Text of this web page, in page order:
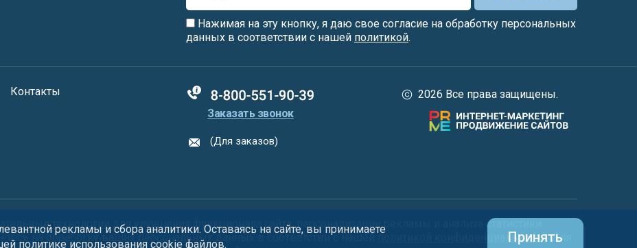
Нажимая на эту кнопку, я даю свое согласие на обработку персональных
данных в соответствии с нашей политикой.
Контакты 88005555550
Заказать звонок
(Для заказов)
2026 Все права защищены.
технологиидля улучшения функционала сайта, персонализации рекламы и анализа статистики
на обработку ваших персональных данных в соответстви с нашейполитикой конфиденциальности. Для
рекламы и сбора аналитики. Оставаясь на сайте, вы принимаете
политике использования cookie файлов. Принять